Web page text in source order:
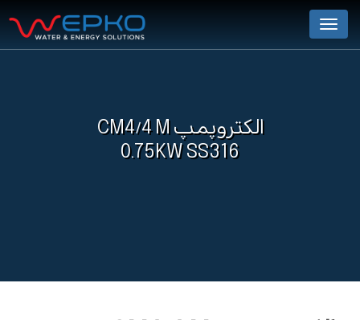
Menu
الکتروپمپ CM4/4 M
0.75KW SS316